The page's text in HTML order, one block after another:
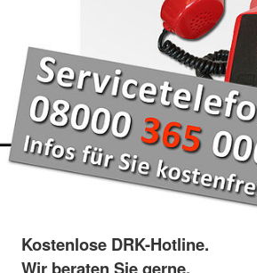
Kostenlose DRK-Hotline.
Wir beraten Sie gerne.